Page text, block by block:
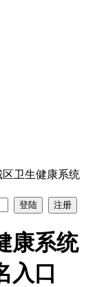
区卫生健康系统
康系统
入口